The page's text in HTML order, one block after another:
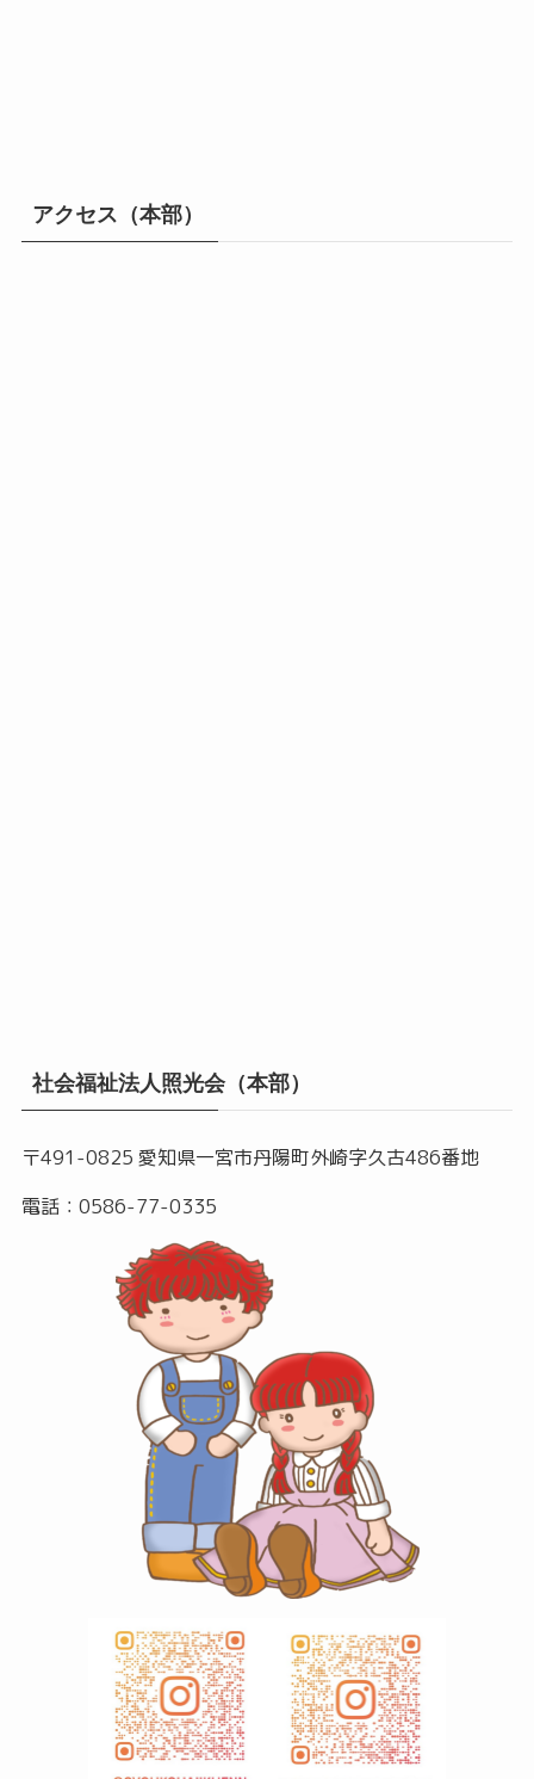
アクセス（本部）
社会福祉法人照光会（本部）
〒491-0825 愛知県一宮市丹陽町外崎字久古486番地
電話：0586-77-0335